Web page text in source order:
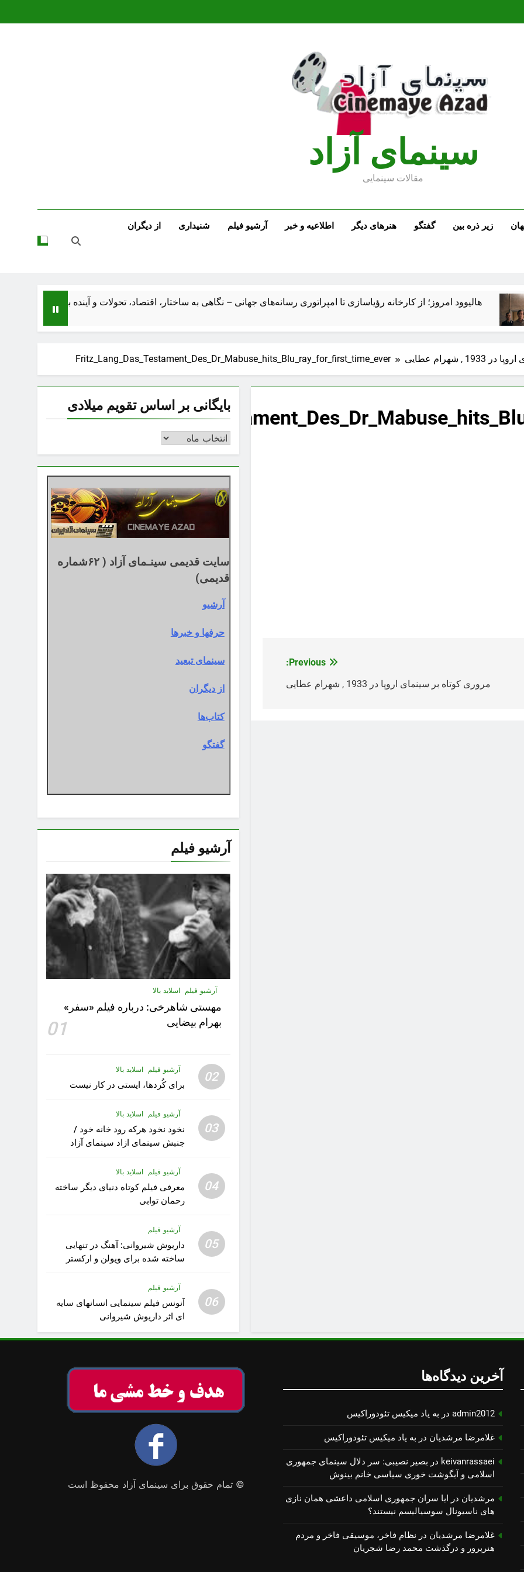
سينماى آزاد
مقالات سينمايى
زیر ذره بین گفتگو هنرهای دیگر اطلاعیه و خبر آرشیو فیلم شنیداری از دیگران
هالیوود امروز؛ از کارخانه رؤیاسازی تا امپراتوری رسانه‌های جهانی – نگاهی به ساختار، اقتصاد، تحولات و آینده بزرگ‌ترین صنعت سینمای
شهرام عطایی Fritz_Lang_Das_Testament_Des_Dr_Mabuse_hits_Blu_ray_for_first_time_ever
Previous:
مروری کوتاه بر سینمای اروپا در 1933 , شهرام عطایی
بایگانی بر اساس تقویم میلادی
بایگانی
اساس
تقویم
میلادی
سایت قدیمی سینـمای آزاد ( ۶۲شماره
قدیمی)
آرشیو
حرفها و خبرها
سینمای تبعید
از دیگران
کتاب‌ها
گفتگو
آرشیو فیلم
آرشیو فیلم اسلاید بالا
مهستى شاهرخى:‌ درباره فيلم «سفر»
بهرام بیضایی
01
02 آرشیو فیلم اسلاید بالا
برای کُردها، ایستی در کار نیست
03
آرشیو فیلم اسلاید بالا
نخود نخود هرکه رود خانه خود /
جنبش سینمای ازاد سینمای آزاد
داوری
04
آرشیو فیلم اسلاید بالا
معرفی فیلم کوتاه دنیای دیگر ساخته
رحمان توابی
05
آرشیو فیلم
داریوش شیروانی: آهنگ در تنهایی
ساخته شده برای ویولن و ارکستر
06
آرشیو فیلم
آنونس فیلم سینمایی انسانهای سایه
ای اثر داریوش شیروانی
آخرین دیدگاه‌ها
admin2012 در به یاد میكیس تئودوراكیس
غلامرضا مرشدیان در به یاد میكیس تئودوراكیس
keivanrassaei در بصیر نصیبی: سر دلال سینمای جمهوری
اسلامی و آبگوشت خوری سیاسی خانم بینوش
مرشدیان در ایا سران جمهوری اسلامی داعشی همان نازی
های ناسیونال سوسیالیسم نیستند؟
غلامرضا مرشدیان در نظام فاخر، موسیقی فاخر و مردم
هنرپرور و درگذشت محمد رضا شجریان
© تمام حقوق برای سینمای آزاد محفوظ است